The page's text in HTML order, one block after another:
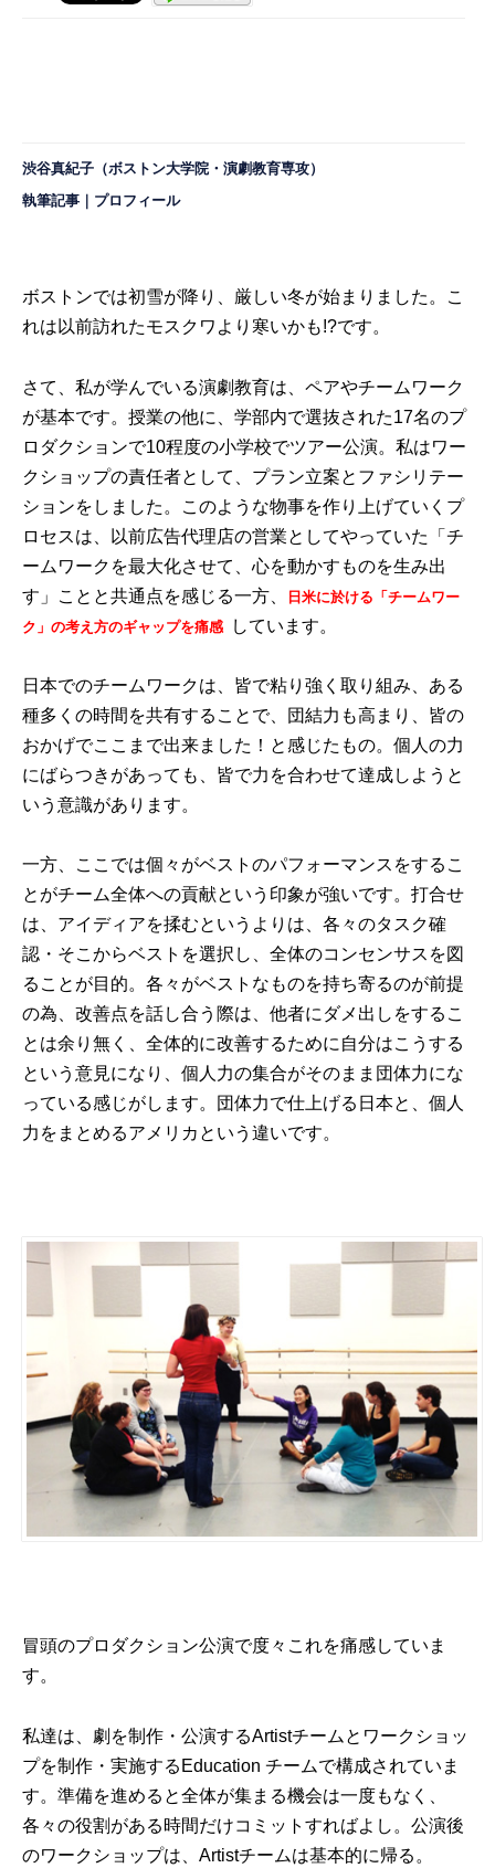
渋谷真紀子（ボストン大学院・演劇教育専攻）
執筆記事
プロフィール
ボストンでは初雪が降り、厳しい冬が始まりました。こ
れは以前訪れたモスクワより寒いかも!?です。
さて、私が学んでいる演劇教育は、ペアやチームワーク
が基本です。授業の他に、学部内で選抜された17名のプ
ロダクションで10程度の小学校でツアー公演。私はワー
クショップの責任者として、プラン立案とファシリテー
ションをしました。このような物事を作り上げていくプ
ロセスは、以前広告代理店の営業としてやっていた「チ
ームワークを最大化させて、心を動かすものを生み出
す」ことと共通点を感じる一方、
日米に於ける「チームワー
ク」の考え方のギャップを痛感
しています。
日本でのチームワークは、皆で粘り強く取り組み、ある
種多くの時間を共有することで、団結力も高まり、皆の
おかげでここまで出来ました！と感じたもの。個人の力
にばらつきがあっても、皆で力を合わせて達成しようと
いう意識があります。
一方、ここでは個々がベストのパフォーマンスをするこ
とがチーム全体への貢献という印象が強いです。打合せ
は、アイディアを揉むというよりは、各々のタスク確
認・そこからベストを選択し、全体のコンセンサスを図
ることが目的。各々がベストなものを持ち寄るのが前提
の為、改善点を話し合う際は、他者にダメ出しをするこ
とは余り無く、全体的に改善するために自分はこうする
という意見になり、個人力の集合がそのまま団体力にな
っている感じがします。団体力で仕上げる日本と、個人
力をまとめるアメリカという違いです。
冒頭のプロダクション公演で度々これを痛感していま
す。
私達は、劇を制作・公演するArtistチームとワークショッ
プを制作・実施するEducation チームで構成されていま
す。準備を進めると全体が集まる機会は一度もなく、
各々の役割がある時間だけコミットすればよし。公演後
のワークショップは、Artistチームは基本的に帰る。